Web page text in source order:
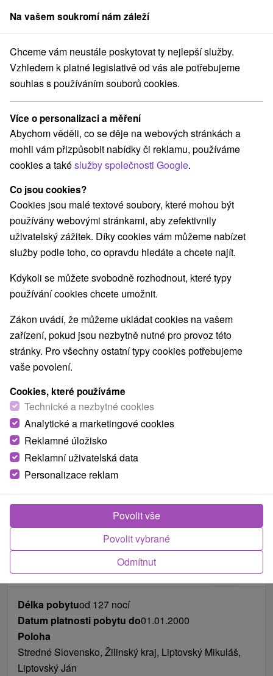
člen skupinySorger
kaštieľ *** Liptovský Ján Pobyt s wellness a polpenziou
Pobyt s wellness a polpenziou
Hotel Svätojánsky kaštieľ★★★Liptovský Ján
Liptovský Ján
Navigovat do místa
Zařízení je momentálně vyřazeno z naší nabídky!
9,6 vynikající·64 recenzí
Fotografie od zákazníků+28
Délka pobytuod 127 nocí
Datum platnosti pobytu do01.01.2000
Poloha
Stredné Slovensko, Žilinský kraj, Liptovský Mikuláš,
Liptovský Ján
Na vašem soukromí nám záleží
Chceme vám neustále poskytovat ty nejlepší služby.
Vzhledem k platné legislativě od vás ale potřebujeme
souhlas s používáním souborů cookies.
Více o personalizaci a měření
Abychom věděli, co se děje na webových stránkách a
mohli vám přizpůsobit nabídky či reklamu, používáme
cookies a takéslužby společnosti Google.
Co jsou cookies?
Cookies jsou malé textové soubory, které mohou být
používány webovými stránkami, aby zefektivnily
uživatelský zážitek. Díky cookies vám můžeme nabízet
služby podle toho, co opravdu hledáte a chcete najít.
Kdykoli se můžete svobodně rozhodnout, které typy
používání cookies chcete umožnit.
Zákon uvádí, že můžeme ukládat cookies na vašem
zařízení, pokud jsou nezbytně nutné pro provoz této
stránky. Pro všechny ostatní typy cookies potřebujeme
vaše povolení.
Cookies, které používáme
Technické a nezbytné cookies
Analytické a marketingové cookies
Reklamné úložisko
Reklamní uživatelská data
Personalizace reklam
Odmítnut
Povolit vybrané
Povolit vše